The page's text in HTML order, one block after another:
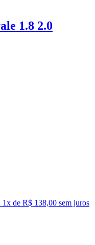
1.8 2.0
1x de R$ 138,00 sem juros